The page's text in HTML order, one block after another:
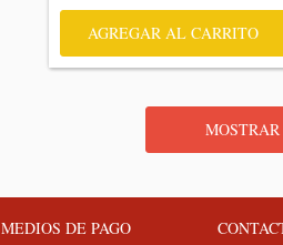
AGREGAR AL CARRITO
MEDIOS DE PAGO